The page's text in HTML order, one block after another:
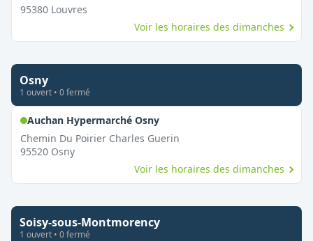
95380 Louvres
Voir les horaires des dimanches
Osny
1 ouvert • 0fermé
Auchan Hypermarché Osny,
Chemin Du Poirier Charles Guerin
95520 Osny
Voir les horaires des dimanches
Soisy-sous-Montmorency
1 ouvert • 0fermé